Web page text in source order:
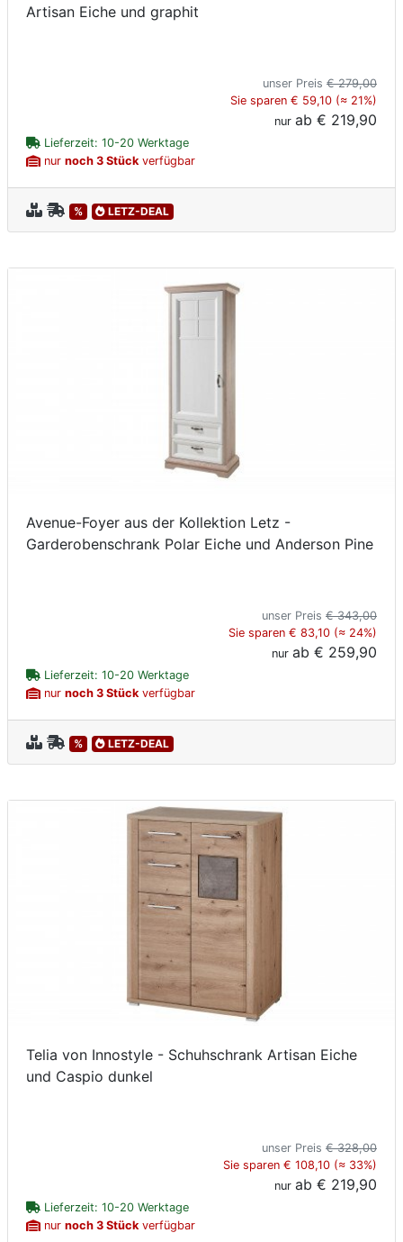
Artisan Eiche und graphit
unser Preis € 279,00
Sie sparen € 59,10 (≈ 21%)
nur ab € 219,90
Lieferzeit: 10-20 Werktage
nur noch 3 Stückverfügbar
% LETZ-DEAL
Avenue-Foyer aus der Kollektion Letz -
Garderobenschrank Polar Eiche und Anderson Pine
unser Preis € 343,00
Sie sparen € 83,10 (≈ 24%)
nur ab € 259,90
Lieferzeit: 10-20 Werktage
nur noch 3 Stückverfügbar
% LETZ-DEAL
Telia von Innostyle - Schuhschrank Artisan Eiche
und Caspio dunkel
unser Preis € 328,00
Sie sparen € 108,10 (≈ 33%)
nur ab € 219,90
Lieferzeit: 10-20 Werktage
nur noch 3 Stückverfügbar